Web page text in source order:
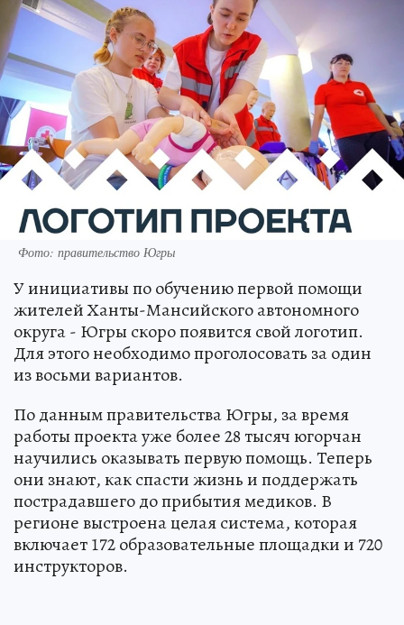
Фото: правительство Югры
У инициативы по обучению первой помощи
жителей Ханты-Мансийского автономного
округа - Югры скоро появится свой логотип.
Для этого необходимо проголосовать за один
из восьми вариантов.
По данным правительства Югры, за время
работы проекта уже более 28 тысяч югорчан
научились оказывать первую помощь. Теперь
они знают, как спасти жизнь и поддержать
пострадавшего до прибытия медиков. В
регионе выстроена целая система, которая
включает 172 образовательные площадки и 720
инструкторов.